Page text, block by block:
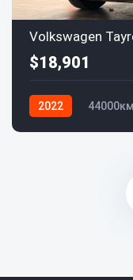
Volkswagen
$18,901
2022 44000км